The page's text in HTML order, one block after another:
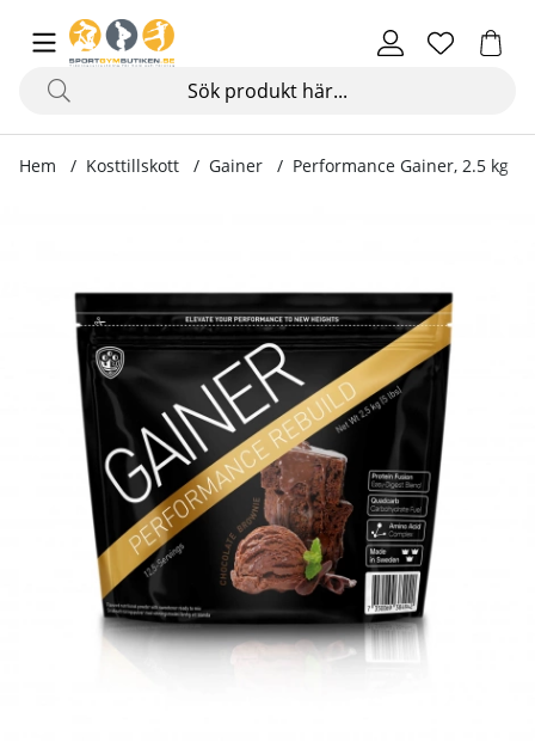
Hem Kosttillskott Gainer Performance Gainer, 2.5 kg